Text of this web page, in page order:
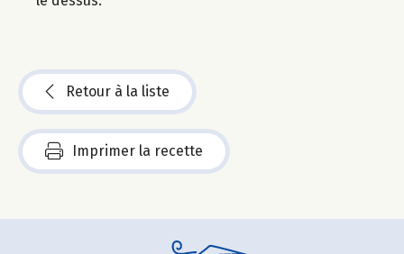
Retour à la liste
Imprimer la recette